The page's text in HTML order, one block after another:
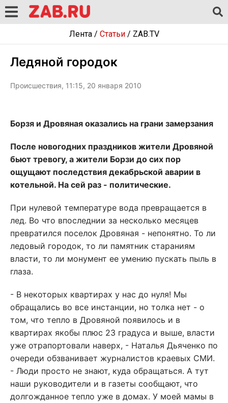
Лента/ Статьи/ ZAB.TV
Ледяной городок
Происшествия, 11:15, 20 января 2010
Борзя и Дровяная оказались на грани замерзания
После новогодних праздников жители Дровяной
бьют тревогу, а жители Борзи до сих пор
ощущают последствия декабрьской аварии в
котельной. На сей раз - политические.
При нулевой температуре вода превращается в
лед. Во что впоследнии за несколько месяцев
превратился поселок Дровяная - непонятно. То ли
ледовый городок, то ли памятник стараниям
власти, то ли монумент ее умению пускать пыль в
глаза.
- В некоторых квартирах у нас до нуля! Мы
обращались во все инстанции, но толка нет - о
том, что тепло в Дровяной появилось и в
квартирах якобы плюс 23 градуса и выше, власти
уже отрапортовали наверх, - Наталья Дьяченко по
очереди обзванивает журналистов краевых СМИ.
- Люди просто не знают, куда обращаться. А тут
наши руководители и в газеты сообщают, что
долгожданное тепло уже в домах. У моей мамы в